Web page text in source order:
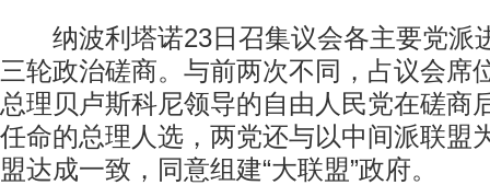
纳波利塔诺23日召集议会各主要党派
三轮政治磋商。与前两次不同，占议会席
总理贝卢斯科尼领导的自由人民党在磋商
任命的总理人选，两党还与以中间派联盟
盟达成一致，同意组建“大联盟”政府。